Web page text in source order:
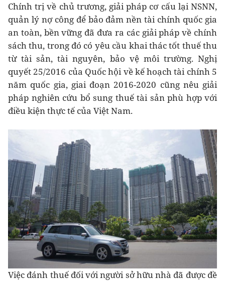
Chính trị về chủ trương, giải pháp cơ cấu lại NSNN,
quản lý nợ công để bảo đảm nền tài chính quốc gia
an toàn, bền vững đã đưa ra các giải pháp về chính
sách thu, trong đó có yêu cầu khai thác tốt thuế thu
từ tài sản, tài nguyên, bảo vệ môi trường. Nghị
quyết 25/2016 của Quốc hội về kế hoạch tài chính 5
năm quốc gia, giai đoạn 2016-2020 cũng nêu giải
pháp nghiên cứu bổ sung thuế tài sản phù hợp với
điều kiện thực tế của Việt Nam.
Việc đánh thuế đối với người sở hữu nhà đã được đề